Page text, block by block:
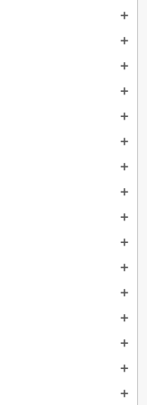
add
add
add
add
add
add
add
add
add
add
add
add
add
add
add
add